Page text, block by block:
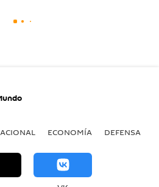
ECONOMÍA DEFENSA